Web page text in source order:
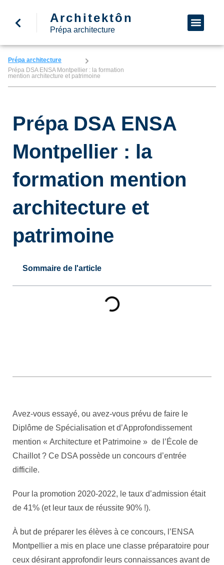
Architektôn
Prépa architecture
Prépa architecture
Prépa DSA ENSA Montpellier : la formation
mention architecture et patrimoine
Prépa DSA ENSA
Montpellier : la
formation mention
architecture et
patrimoine
Sommaire de l'article
Avez-vous essayé, ou avez-vous prévu de faire le
Diplôme de Spécialisation et d’Approfondissement
mention « Architecture et Patrimoine » de l’École de
Chaillot ? Ce DSA possède un concours d’entrée
difficile.
Pour la promotion 2020-2022, le taux d’admission était
de 41% (et leur taux de réussite 90% !).
À but de préparer les élèves à ce concours, l’ENSA
Montpellier a mis en place une classe préparatoire pour
ceux désirant approfondir leurs connaissances avant de